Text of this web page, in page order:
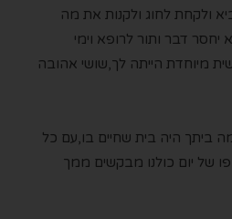
ולקחת לחוג ולקנות את מה
יחסר דבר ותור לרופא וימי
מיוחדת הייתה לך,שושי אהובה
ביתך היה בית שחיים בו,עם כל
של יום כולנו מבקשים ממך